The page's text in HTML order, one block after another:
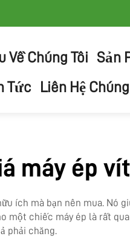
Về Chúng Tôi
Sản
Tức Liên Hệ
máy ép vít
ích mà bạn nên mua. Nó
chiếc máy ép là rất
phải chăng.